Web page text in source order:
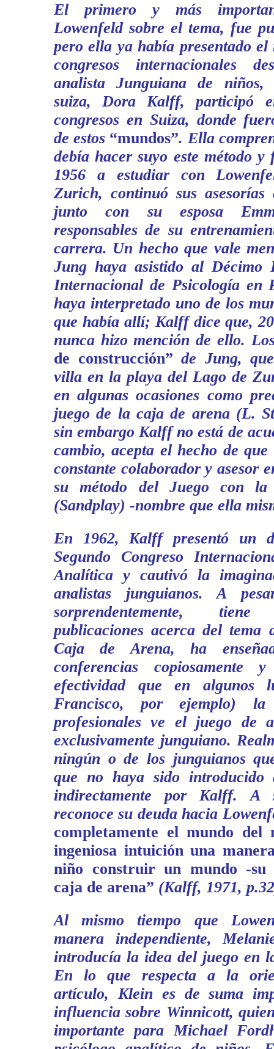
El primero y más
Lowenfeld sobre el tema, fue
pero ella ya había presentado el
congresos internacionales
analista Junguiana de niños,
suiza, Dora Kalff, participó
congresos en Suiza, donde
de estos “mundos”. Ella
debía hacer suyo este método
1956 a estudiar con
Zurich, continuó sus
junto con su esposa
responsables de su
carrera. Un hecho que vale
Jung haya asistido al Décimo
Internacional de Psicología en
haya interpretado uno de los
que había allí; Kalff dice que, 20
nunca hizo mención de ello.
de construcción” de Jung,
villa en la playa del Lago de
en algunas ocasiones como
juego de la caja de arena (L.
sin embargo Kalff no está de
cambio, acepta el hecho de
constante colaborador y asesor
su método del Juego con
(Sandplay) -nombre que ella
En 1962, Kalff presentó un
Segundo Congreso
Analítica y cautivó la
analistas junguianos. A
sorprendentemente,
publicaciones acerca del tema
Caja de Arena, ha
conferencias
efectividad que en algunos
Francisco, por ejemplo) la
profesionales ve el juego de
exclusivamente junguiano.
ningún o de los junguianos
que no haya sido introducido
indirectamente por Kalff.
reconoce su deuda hacia
completamente el mundo
ingeniosa intuición una
niño construir un mundo -su
caja de arena” (Kalff, 1971,
Al mismo tiempo que
manera independiente,
introducía la idea del juego en
En lo que respecta a la
artículo, Klein es de suma
influencia sobre Winnicott,
importante para Michael